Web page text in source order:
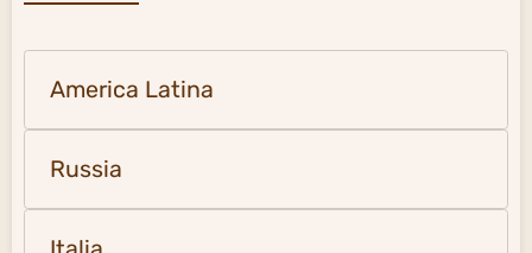
America Latina
Russia